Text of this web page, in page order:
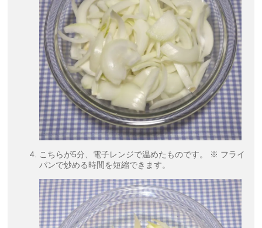
こちらが5分、電子レンジで温めたものです。 ※ フライ
パンで炒める時間を短縮できます。